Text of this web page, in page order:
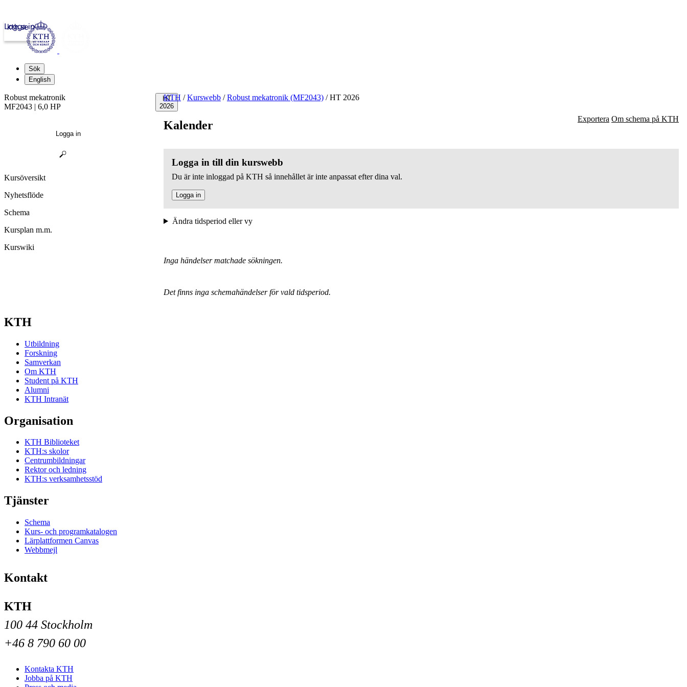
kth.se
Logga in
Sök
English
HT
2026
KTH / Kurswebb / Robust mekatronik (MF2043) /HT 2026
Kalender Exportera Om schema på KTH
Logga in till din kurswebb
Du är inte inloggad på KTH så innehållet är inte anpassat efter dina val.
Logga in
Ändra tidsperiod eller vy
Inga händelser matchade sökningen.
Det finns inga schemahändelser för vald tidsperiod.
Robust mekatronik
MF2043 | 6,0 HP
Logga in
Kursöversikt
Nyhetsflöde
Schema
Kursplan m.m.
Kurswiki
KTH
Utbildning
Forskning
Samverkan
Om KTH
Student på KTH
Alumni
KTH Intranät
Organisation
KTH Biblioteket
KTH:s skolor
Centrumbildningar
Rektor och ledning
KTH:s verksamhetsstöd
Tjänster
Schema
Kurs- och programkatalogen
Lärplattformen Canvas
Webbmejl
Kontakt
KTH
100 44 Stockholm
+46 8 790 60 00
Kontakta KTH
Jobba på KTH